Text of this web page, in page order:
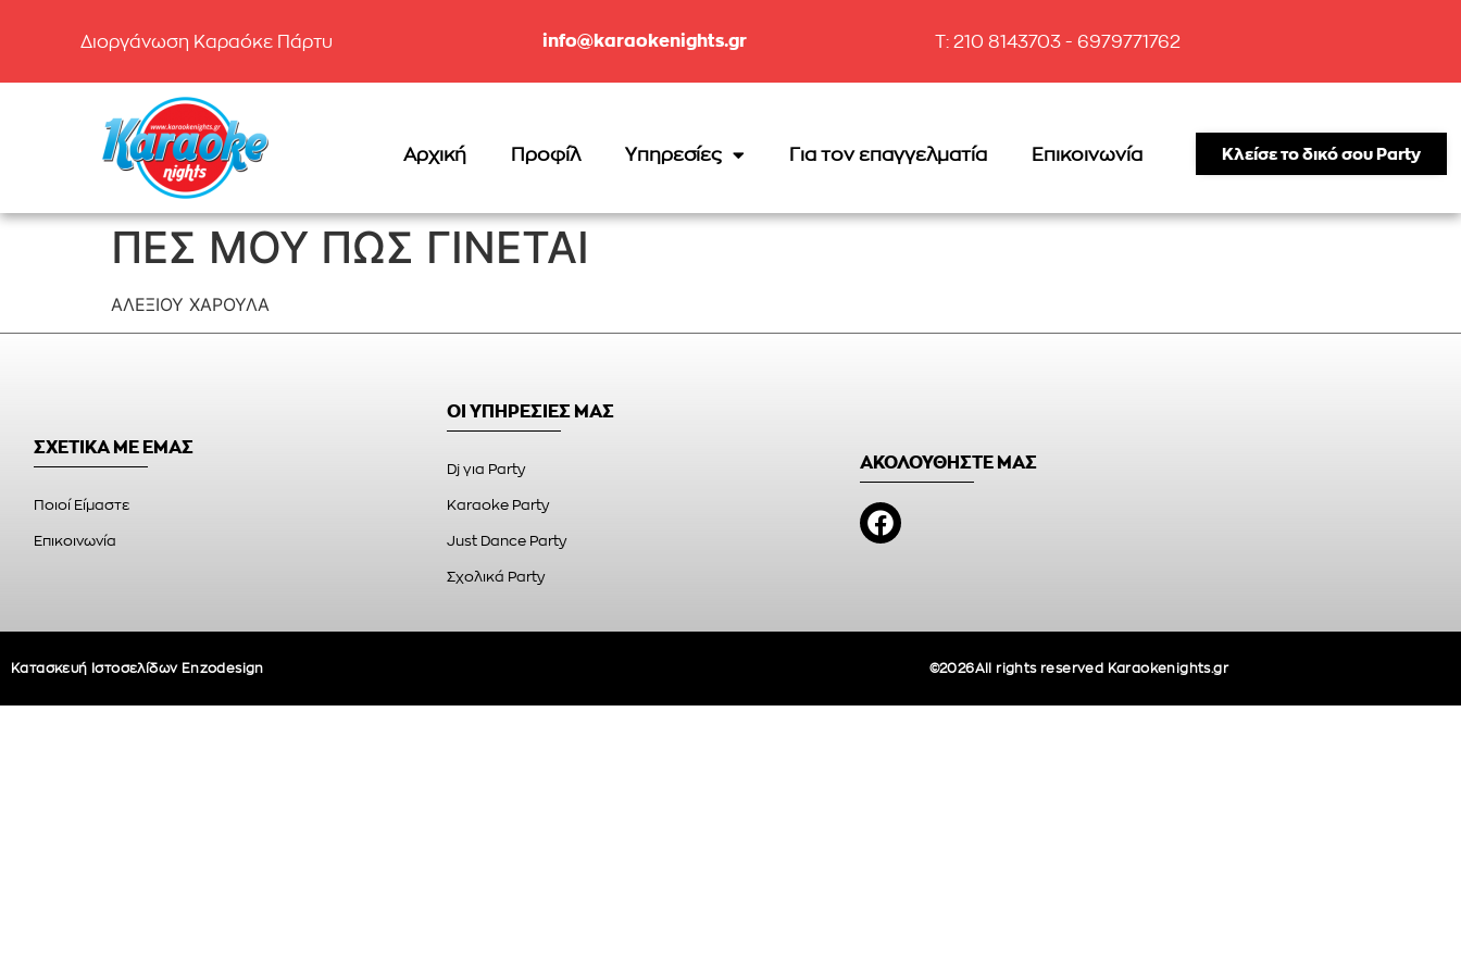
Διοργάνωση Καραόκε Πάρτυ info@karaokenights.gr T: 210 8143703 - 6979771762
Αρχική Προφίλ Υπηρεσίες Για τον επαγγελματία Επικοινωνία Κλείσε το δικό σου Party
ΠΕΣ ΜΟΥ ΠΩΣ ΓΙΝΕΤΑΙ
ΑΛΕΞΙΟΥ ΧΑΡΟΥΛΑ
ΣΧΕΤΙΚΑ ΜΕ ΕΜΑΣ
Ποιοί Είμαστε
Επικοινωνία
ΟΙ ΥΠΗΡΕΣΙΕΣ ΜΑΣ
Dj για Party
Karaoke Party
Just Dance Party
Σχολικά Party
ΑΚΟΛΟΥΘΗΣΤΕ ΜΑΣ
Κατασκευή Ιστοσελίδων Enzodesign ©2026All rights reserved Karaokenights.gr